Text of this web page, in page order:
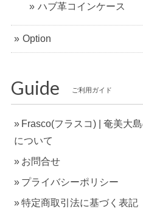
ハブ革コインケース
Option
Guide ご利用ガイド
Frasco(フラスコ) | 奄美大
について
お問合せ
プライバシーポリシー
特定商取引法に基づく表記